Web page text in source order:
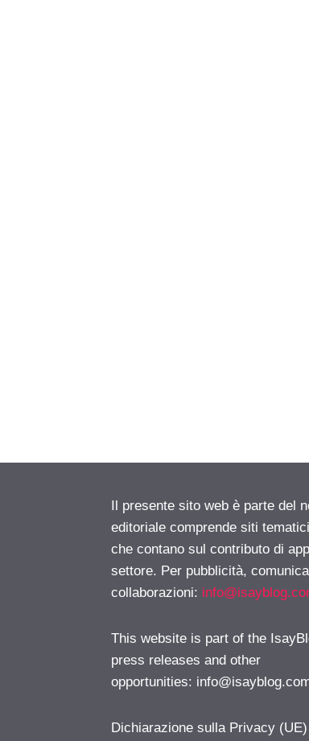
Il presente sito web è parte del
editoriale comprende siti
che contano sul contributo di
settore. Per pubblicità,
collaborazioni:
This website is part of the
press releases and other
opportunities:
Dichiarazione sulla Privacy (UE)